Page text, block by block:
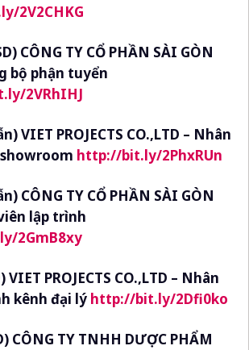
2V2CHKG
CÔNG TY CỔ PHẦN SÀI GÒN
bộ phận tuyển
2VRhIHJ
VIET PROJECTS CO.,LTD – Nhân
http://bit.ly/2PhxRUn
CÔNG TY CỔ PHẦN SÀI GÒN
lập trình
2GmB8xy
VIET PROJECTS CO.,LTD – Nhân
kênh đại lý http://bit.ly/2Dfi0ko
CÔNG TY TNHH DƯỢC PHẨM